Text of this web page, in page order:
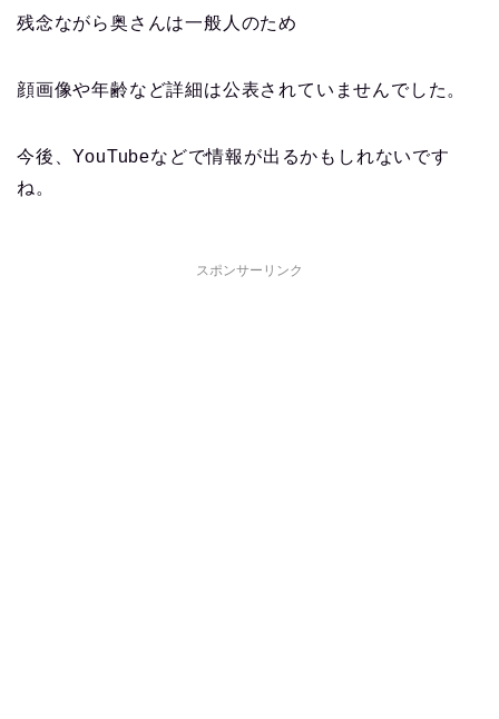
残念ながら奥さんは一般人のため
顔画像や年齢など詳細は公表されていませんでした。
今後、YouTubeなどで情報が出るかもしれないです
ね。
スポンサーリンク